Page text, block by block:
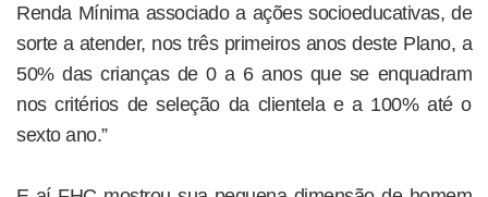
Renda Mínima associado a ações socioeducativas, de
sorte a atender, nos três primeiros anos deste Plano, a
50% das crianças de 0 a 6 anos que se enquadram
nos critérios de seleção da clientela e a 100% até o
sexto ano.”